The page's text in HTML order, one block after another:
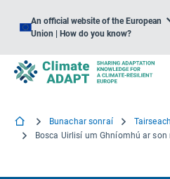
An official website of the European
Union | How do you know?
Bunachar sonraí